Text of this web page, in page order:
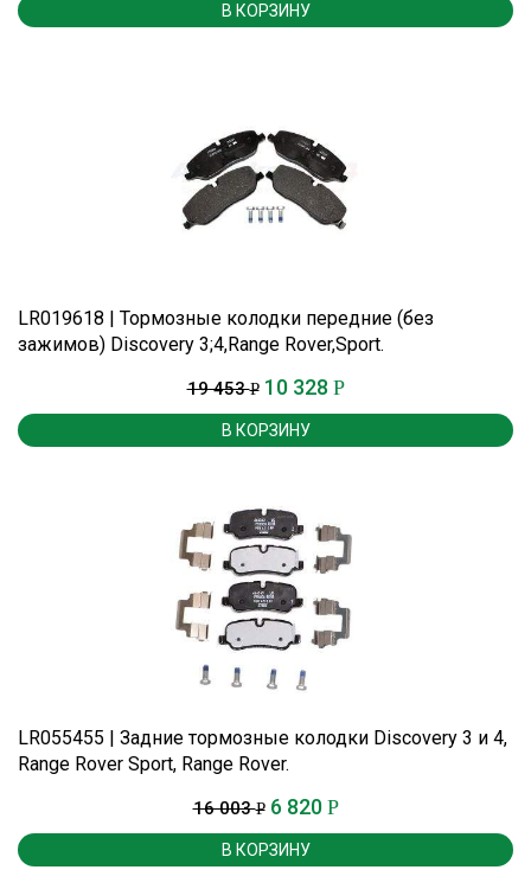
В КОРЗИНУ
LR019618 | Тормозные колодки передние (без
зажимов) Discovery 3;4,Range Rover,Sport.
19 453Р 10 328 Р
В КОРЗИНУ
LR055455 | Задние тормозные колодки Discovery 3 и 4,
Range Rover Sport, Range Rover.
16 003Р 6 820 Р
В КОРЗИНУ